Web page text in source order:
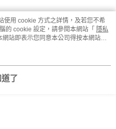
使用 cookie 方式之詳情，及若您不希
的 cookie 設定，請參閱本網站「 隱私
站即表示您同意本公司得按本網站使
了